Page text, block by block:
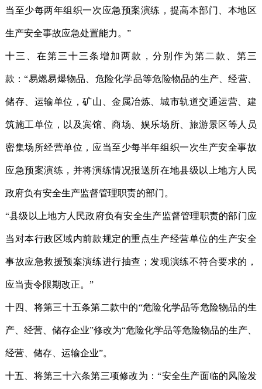
当至少每两年组织一次应急预案演练，提高本部门、本地区
生产安全事故应急处置能力。”
十三、在第三十三条增加两款，分别作为第二款、第三
款：“易燃易爆物品、危险化学品等危险物品的生产、经营、
储存、运输单位，矿山、金属冶炼、城市轨道交通运营、建
筑施工单位，以及宾馆、商场、娱乐场所、旅游景区等人员
密集场所经营单位，应当至少每半年组织一次生产安全事故
应急预案演练，并将演练情况报送所在地县级以上地方人民
政府负有安全生产监督管理职责的部门。
“县级以上地方人民政府负有安全生产监督管理职责的部门应
当对本行政区域内前款规定的重点生产经营单位的生产安全
事故应急救援预案演练进行抽查；发现演练不符合要求的，
应当责令限期改正。”
十四、将第三十五条第二款中的“危险化学品等危险物品的生
产、经营、储存企业”修改为“危险化学品等危险物品的生产、
经营、储存、运输企业”。
十五、将第三十六条第三项修改为：“安全生产面临的风险发